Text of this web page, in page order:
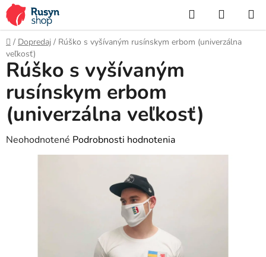
Prejsť
na
obsah
Hľadať
KOŠÍK
Domov
/ Dopredaj / Rúško s vyšívaným rusínskym erbom (univerzálna
veľkosť)
Rúško s vyšívaným
rusínskym erbom
(univerzálna veľkosť)
Priemerné
hodnotenie
Neohodnotené Podrobnosti hodnotenia